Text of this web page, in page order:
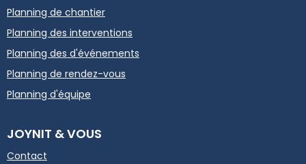
Planning de chantier
Planning des interventions
Planning des d'événements
Planning de rendez-vous
Planning d'équipe
JOYNIT & VOUS
Contact